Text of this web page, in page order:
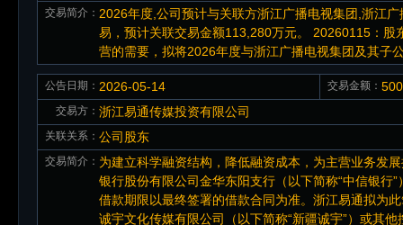
交易简介： 2026年度,公司预计与关联方浙江广播电视集团,浙江
易，预计关联交易金额113,280万元。 20260115：
营的需要，拟将2026年度与浙江广播电视集团及其子
公告日期： 2026-05-14 交易金额：
交易方： 浙江易通传媒投资有限公司
关联关系： 公司股东
交易简介： 为建立科学融资结构，降低融资成本，为主营业务发
银行股份有限公司金华东阳支行（以下简称“中信银
借款期限以最终签署的借款合同为准。浙江易通拟为
诚宇文化传媒有限公司（以下简称“新疆诚宇”）或其